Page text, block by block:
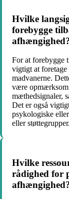
Hvilke
forebygge
For at forebygge
vigtigt at
madvanerne.
være opmærksom
mæthedsignaler,
Det er også
psykologiske
eller støttegrupper.
Hvilke
rådighed for